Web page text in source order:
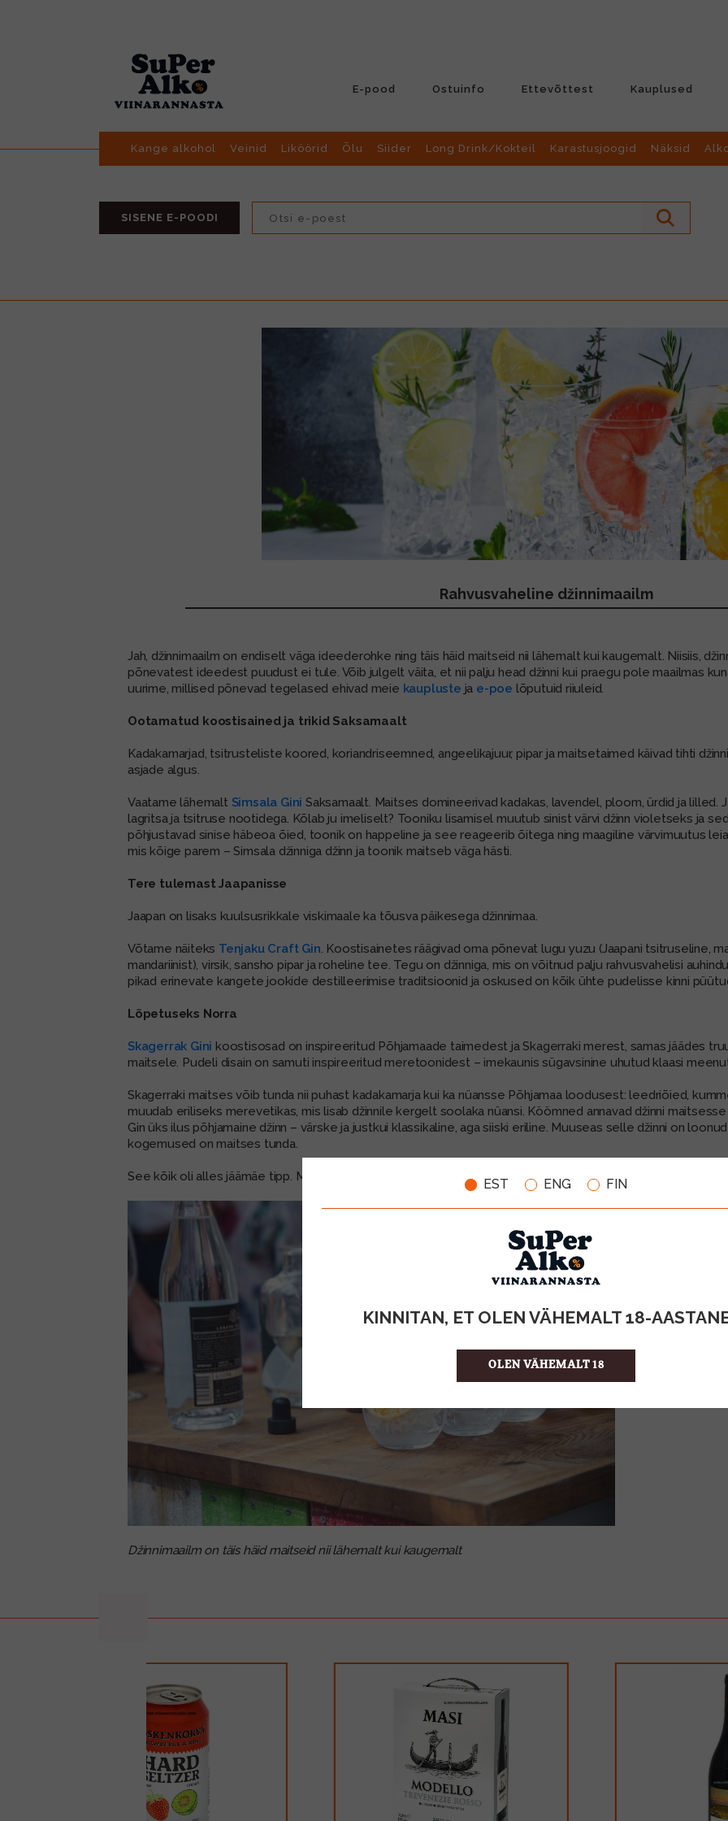
EST ENG FIN
KINNITAN, ET OLEN VÄHEMALT 18-
OLEN VÄHEMALT 18
E-pood Ostuinfo Ettevõttest Kauplused
Kange alkohol Veinid Liköörid Õlu Siider Long Drink/Kokteil Karastusjoogid Näksid
SISENE E-POODI
Rahvusvaheline džinnimaailm
Jah, džinnimaailm on endiselt väga ideederohke ning täis häid maitseid nii lähemalt kui kaugemalt. Niisiis,
põnevatest ideedest puudust ei tule. Võib julgelt väita, et nii palju head džinni kui praegu pole maailmas
uurime, millised põnevad tegelased ehivad meie kaupluste ja e-poe lõputuid riiuleid.
Ootamatud koostisained ja trikid Saksamaalt
Kadakamarjad, tsitrusteliste koored, koriandriseemned, angeelikajuur, pipar ja maitsetaimed käivad tihti
asjade algus.
Vaatame lähemalt Simsala Gini Saksamaalt. Maitses domineerivad kadakas, lavendel, ploom, ürdid ja
lagritsa ja tsitruse nootidega. Kõlab ju imeliselt? Tooniku lisamisel muutub sinist värvi džinn violetseks ja
põhjustavad sinise häbeoa õied, toonik on happeline ja see reageerib õitega ning maagiline värvimuutus
mis kõige parem – Simsala džinniga džinn ja toonik maitseb väga hästi.
Tere tulemast Jaapanisse
Jaapan on lisaks kuulsusrikkale viskimaale ka tõusva päikesega džinnimaa.
Võtame näiteks Tenjaku Craft Gin . Koostisainetes räägivad oma põnevat lugu yuzu (Jaapani tsitruseline,
mandariinist), virsik, sansho pipar ja roheline tee. Tegu on džinniga, mis on võitnud palju rahvusvahelisi
pikad erinevate kangete jookide destilleerimise traditsioonid ja oskused on kõik ühte pudelisse kinni
Lõpetuseks Norra
Skagerrak Gini koostisosad on inspireeritud Põhjamaade taimedest ja Skagerraki merest, samas jäädes
maitsele. Pudeli disain on samuti inspireeritud meretoonidest – imekaunis sügavsinine uhutud klaasi
Skagerraki maitses võib tunda nii puhast kadakamarja kui ka nüansse Põhjamaa loodusest: leedriõied,
muudab eriliseks merevetikas, mis lisab džinnile kergelt soolaka nüansi. Köömned annavad džinni
Gin üks ilus põhjamaine džinn – värske ja justkui klassikaline, aga siiski eriline. Muuseas selle džinni on
kogemused on maitses tunda.
See kõik oli alles jäämäe tipp. Meie ootavad seikluslikke avastajaid.
Džinnimaailm on täis häid maitseid nii lähemalt kui kaugemalt